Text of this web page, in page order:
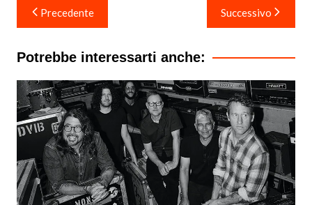
Navigazione
articoli
Precedente Successivo
Potrebbe interessarti anche: